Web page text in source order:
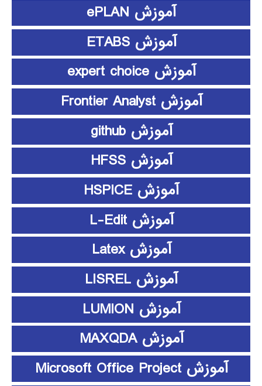
آموزش ePLAN
آموزش ETABS
آموزش expert choice
آموزش Frontier Analyst
آموزش github
آموزش HFSS
آموزش HSPICE
آموزش L-Edit
آموزش Latex
آموزش LISREL
آموزش LUMION
آموزش MAXQDA
آموزش Microsoft Office Project